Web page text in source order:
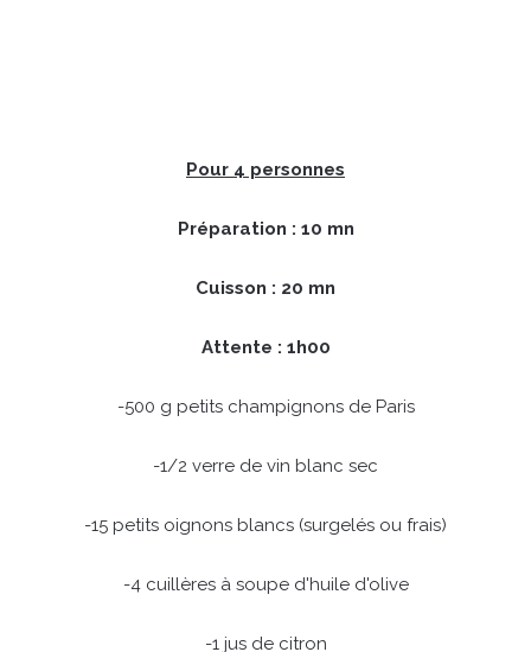
Pour 4 personnes
Préparation : 10 mn
Cuisson : 20 mn
Attente : 1h00
-500 g petits champignons de Paris
-1/2 verre de vin blanc sec
-15 petits oignons blancs (surgelés ou frais)
-4 cuillères à soupe d'huile d'olive
-1 jus de citron